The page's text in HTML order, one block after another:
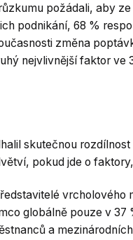
požádali, aby
podnikání, 68 %
změna
nejvlivnější faktor
skutečnou
pokud jde o
globálně pouze v 37
a